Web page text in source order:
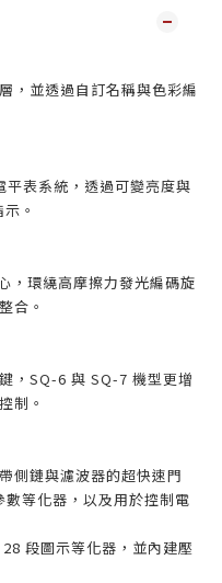
，並透過自訂名稱與色彩編
表系統，透過可變亮度與
。
，環繞高摩擦力發光編碼旋
合。
，SQ-6 與 SQ-7 機型更增
制。
側鏈與濾波器的超快速門
等化器，以及用於控制電
段圖示等化器，並內建壓